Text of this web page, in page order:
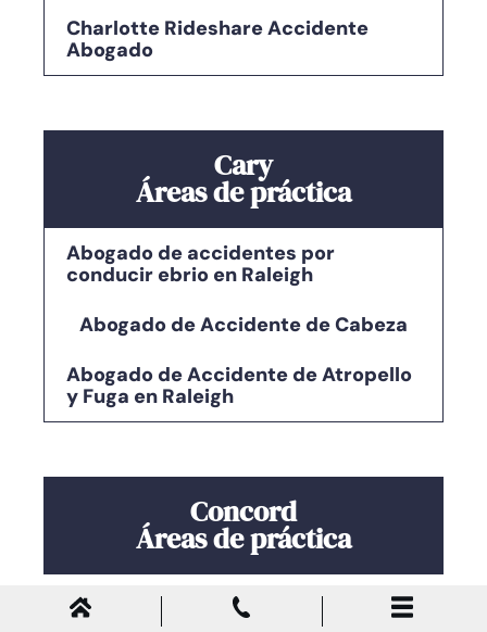
Charlotte Rideshare Accidente
Abogado
Cary
Áreas de práctica
Abogado de accidentes por
conducir ebrio en Raleigh
Abogado de Accidente de Cabeza
Abogado de Accidente de Atropello
y Fuga en Raleigh
Concord
Áreas de práctica